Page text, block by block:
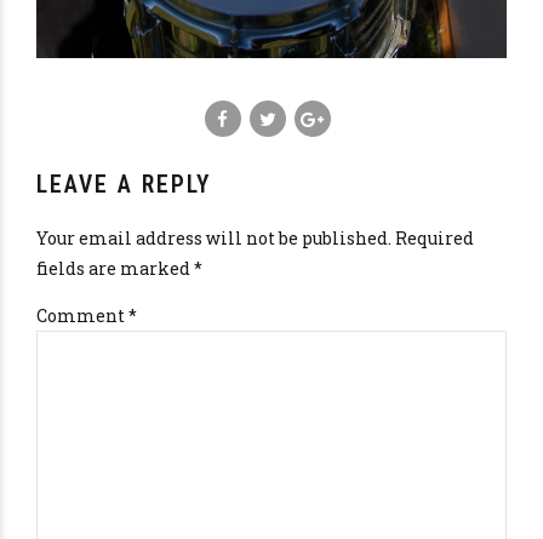
LEAVE A REPLY
Your email address will not be published. Required
fields are marked *
Comment*